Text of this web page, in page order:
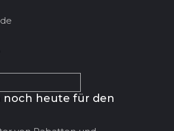
noch heute für den